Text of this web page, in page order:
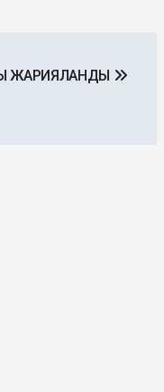
ЖАРИЯЛАНДЫ